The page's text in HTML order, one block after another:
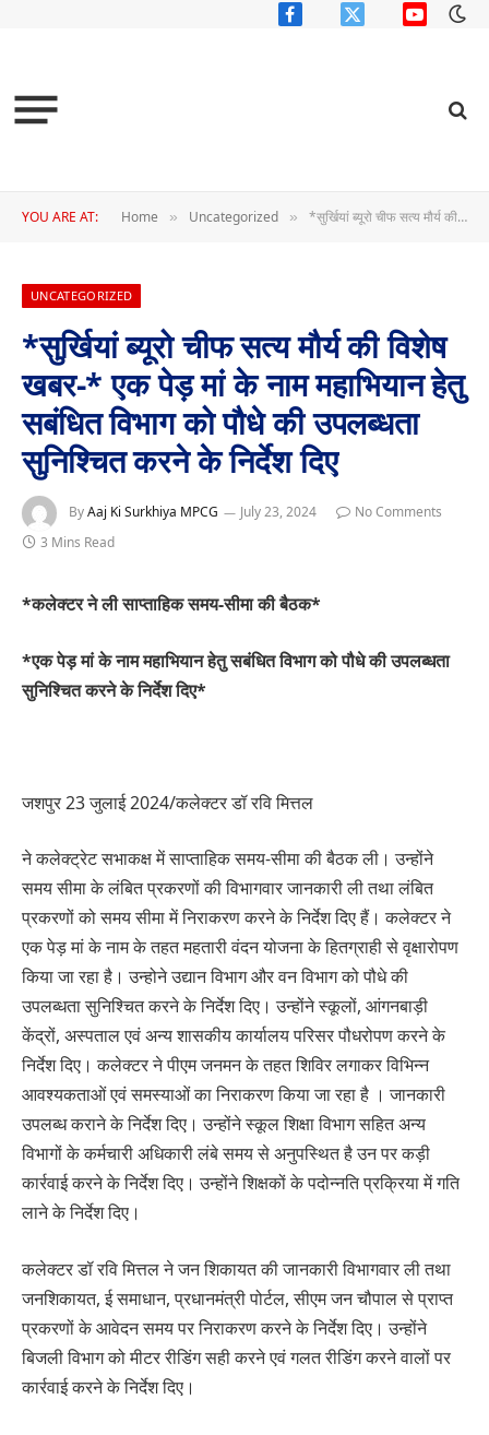
FacebookX
YouTube
YOU ARE AT: Home » Uncategorized » *सुर्खियां ब्यूरो चीफ सत्य मौर्य की विशेष खबर-* एक पेड़ मां के नाम महाभियान हेतु सबंधित विभाग को पौधे की उपलब्धता सुनिश्चित करने के निर्देश दिए
UNCATEGORIZED
*सुर्खियां ब्यूरो चीफ सत्य मौर्य की विशेष
खबर-* एक पेड़ मां के नाम महाभियान हेतु
सबंधित विभाग को पौधे की उपलब्धता
सुनिश्चित करने के निर्देश दिए
ByAaj Ki Surkhiya MPCG July 23, 2024
No Comments
3 Mins Read
*कलेक्टर ने ली साप्ताहिक समय-सीमा की बैठक*
*एक पेड़ मां के नाम महाभियान हेतु सबंधित विभाग को पौधे की उपलब्धता
सुनिश्चित करने के निर्देश दिए*
जशपुर 23 जुलाई 2024/कलेक्टर डॉ रवि मित्तल
ने कलेक्ट्रेट सभाकक्ष में साप्ताहिक समय-सीमा की बैठक ली। उन्होंने
समय सीमा के लंबित प्रकरणों की विभागवार जानकारी ली तथा लंबित
प्रकरणों को समय सीमा में निराकरण करने के निर्देश दिए हैं। कलेक्टर ने
एक पेड़ मां के नाम के तहत महतारी वंदन योजना के हितग्राही से वृक्षारोपण
किया जा रहा है। उन्होने उद्यान विभाग और वन विभाग को पौधे की
उपलब्धता सुनिश्चित करने के निर्देश दिए। उन्होंने स्कूलों, आंगनबाड़ी
केंद्रों, अस्पताल एवं अन्य शासकीय कार्यालय परिसर पौधरोपण करने के
निर्देश दिए। कलेक्टर ने पीएम जनमन के तहत शिविर लगाकर विभिन्न
आवश्यकताओं एवं समस्याओं का निराकरण किया जा रहा है । जानकारी
उपलब्ध कराने के निर्देश दिए। उन्होंने स्कूल शिक्षा विभाग सहित अन्य
विभागों के कर्मचारी अधिकारी लंबे समय से अनुपस्थित है उन पर कड़ी
कार्रवाई करने के निर्देश दिए। उन्होंने शिक्षकों के पदोन्नति प्रक्रिया में गति
लाने के निर्देश दिए।
कलेक्टर डॉ रवि मित्तल ने जन शिकायत की जानकारी विभागवार ली तथा
जनशिकायत, ई समाधान, प्रधानमंत्री पोर्टल, सीएम जन चौपाल से प्राप्त
प्रकरणों के आवेदन समय पर निराकरण करने के निर्देश दिए। उन्होंने
बिजली विभाग को मीटर रीडिंग सही करने एवं गलत रीडिंग करने वालों पर
कार्रवाई करने के निर्देश दिए।